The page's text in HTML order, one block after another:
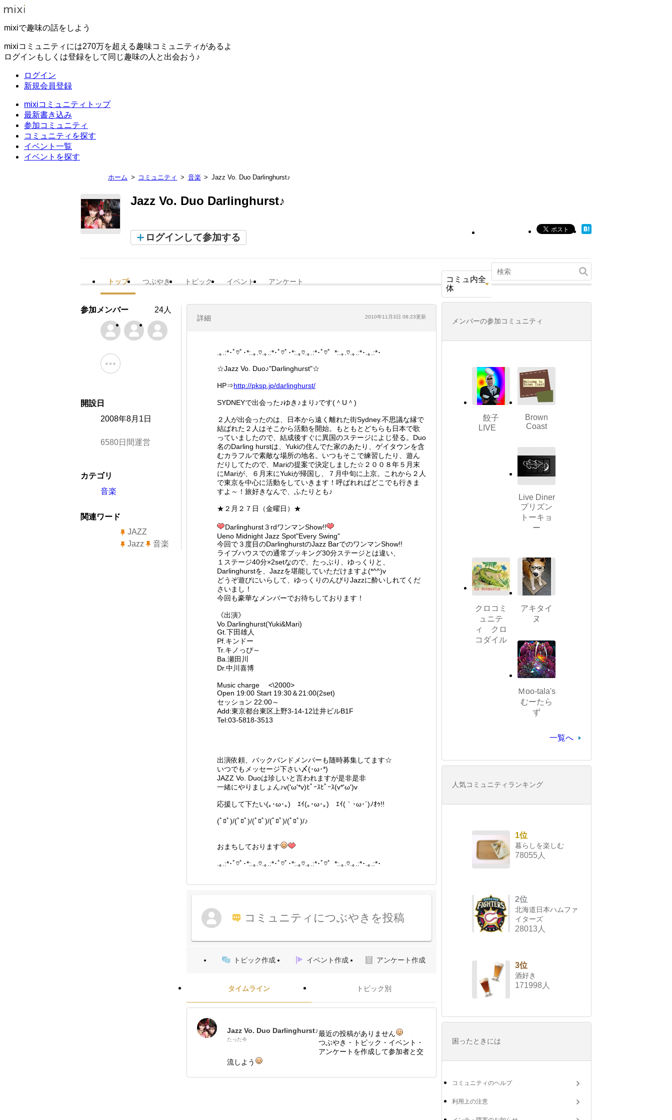
mixiで趣味の話をしよう
mixiコミュニティには270万を超える趣味コミュニティがあるよ
ログインもしくは登録をして同じ趣味の人と出会おう♪
ログイン
新規会員登録
mixiコミュニティトップ
最新書き込み
参加コミュニティ
コミュニティを探す
イベント一覧
イベントを探す
ホーム コミュニティ 音楽 Jazz Vo. Duo Darlinghurst♪
Jazz Vo. Duo Darlinghurst♪
ログインして参加する
トップ つぶやき トピック イベント アンケート
コミュ内全
体
詳細 2010年11月3日 08:23更新
.｡.:*･ﾟ♡ﾟ･*:.｡.♡.｡.:*･ﾟ♡ﾟ･*:.｡♡.｡.:*･ﾟ♡゜*:.｡.♡.｡.:*･.｡.:*･
☆Jazz Vo. Duo♪"Darlinghurst"☆
HP⇒http://pksp.jp/darlinghurst/
SYDNEYで出会った♪ゆき♪まり♪です(＾U＾)
２人が出会ったのは、日本から遠く離れた街Sydney.不思議な縁で
結ばれた２人はそこから活動を開始。もともとどちらも日本で歌
っていましたので、結成後すぐに異国のステージによじ登る。Duo
名のDarling hurstは、Yukiの住んでた家のあたり、ゲイタウンを含
むカラフルで素敵な場所の地名。いつもそこで練習したり、遊ん
だりしてたので、Mariの提案で決定しました☆２００８年５月末
にMariが、６月末にYukiが帰国し、７月中旬に上京。これから２人
で東京を中心に活動をしていきます！呼ばれればどこでも行きま
すよ～！旅好きなんで、ふたりとも♪
★２月２７日（金曜日）★
Darlinghurst３rdワンマンShow!!
Ueno Midnight Jazz Spot"Every Swing"
今回で３度目のDarlinghurstのJazz BarでのワンマンShow!!
ライブハウスでの通常ブッキング30分ステージとは違い、
１ステージ40分×2setなので、たっぷり、ゆっくりと、
Darlinghurstを、Jazzを堪能していただけますよ(*^^)v
どうぞ遊びにいらして、ゆっくりのんびりJazzに酔いしれてくだ
さいまし！
今回も豪華なメンバーでお待ちしております！
《出演》
Vo.Darlinghurst(Yuki&Mari)
Gt.下田雄人
Pf.キンドー
Tr.キノっぴ～
Ba.瀬田川
Dr.中川喜博
Music charge <\2000>
Open 19:00 Start 19:30＆21:00(2set)
セッション 22:00～
Add:東京都台東区上野3-14-12辻井ビルB1F
Tel:03-5818-3513
出演依頼、バックバンドメンバーも随時募集してます☆
いつでもメッセージ下さい〆(･ω･*)
JAZZ Vo. Duoは珍しいと言われますが是非是非
一緒にやりましょん♪v('ω'*v)ﾋﾟｰｽﾋﾟｰｽ(v*'ω')v
応援して下たい(｡･ω･｡)ゞｴｲ(｡･ω･｡)ゞｴｲ(｀･ω･´)ﾉｵｩ!!
(ﾟﾛﾟ)/(ﾟﾛﾟ)/(ﾟﾛﾟ)/(ﾟﾛﾟ)/(ﾟﾛﾟ)/♪
おまちしております
.｡.:*･ﾟ♡ﾟ･*:.｡.♡.｡.:*･ﾟ♡ﾟ･*:.｡♡.｡.:*･ﾟ♡゜*:.｡.♡.｡.:*･.｡.:*･
コミュニティにつぶやきを投稿
トピック作成 イベント作成 アンケート作成
タイムライン トピック別
Jazz Vo. Duo Darlinghurst♪
たった今
最近の投稿がありません
つぶやき・トピック・イベント・
アンケートを作成して参加者と交
流しよう
参加メンバー 24人
開設日
2008年8月1日
6580日間運営
カテゴリ
音楽
関連ワード
JAZZ
Jazz
音楽
メンバーの参加コミュニティ
餃子
LIVE
Brown
Coast
Live Diner
プリズン
トーキョ
ー
クロコミ
ュニテ
ィ クロ
コダイル
アキタイ
ヌ
Ｍoo-tala's
むーたら
ず
一覧へ
人気コミュニティランキング
1位
暮らしを楽しむ
78055人
2位
北海道日本ハムファ
イターズ
28013人
3位
酒好き
171998人
困ったときには
コミュニティのヘルプ
利用上の注意